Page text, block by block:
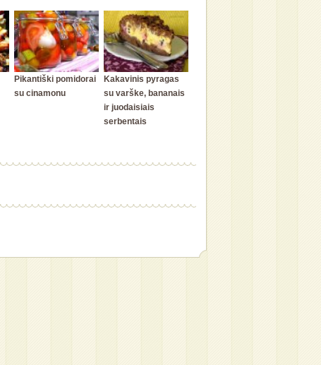
Pikantiški pomidorai
su cinamonu
Kakavinis pyragas
su varške, bananais
ir juodaisiais
serbentais